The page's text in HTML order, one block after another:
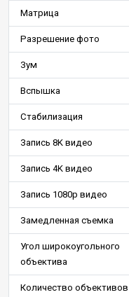
Матрица
Разрешение фото
Зум
Вспышка
Стабилизация
Запись 8K видео
Запись 4K видео
Запись 1080p видео
Замедленная съемка
Угол широкоугольного
объектива
Количество объективов